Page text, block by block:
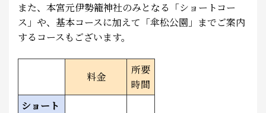
また、本宮元伊勢籠神社のみとなる「ショートコー
ス」や、基本コースに加えて「傘松公園」までご案内
するコースもございます。
料金
所要
時間
ショート